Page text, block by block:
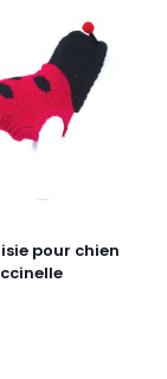
pour chien